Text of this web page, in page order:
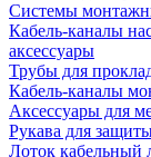
Системы
Кабель-каналы
аксессуары
Трубы для
Кабель-каналы
Аксессуары для
Рукава для
Лоток кабельный